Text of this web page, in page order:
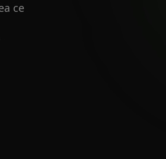
ce